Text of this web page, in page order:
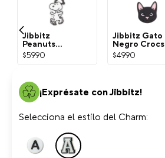
Jibbitz
Peanuts
Snoopy
Blanco Crocs
$5990
Jibbitz Gato
Negro Crocs
$4990
¡Exprésate con Jibbitz!
Selecciona el estilo del Charm: